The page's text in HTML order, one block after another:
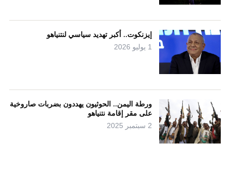
إيزنكوت.. أكبر تهديد سياسي لنتنياهو
1 يوليو 2026
ورطة اليمن.. الحوثيون يهددون بضربات صاروخية
على مقر إقامة نتنياهو
2 سبتمبر 2025